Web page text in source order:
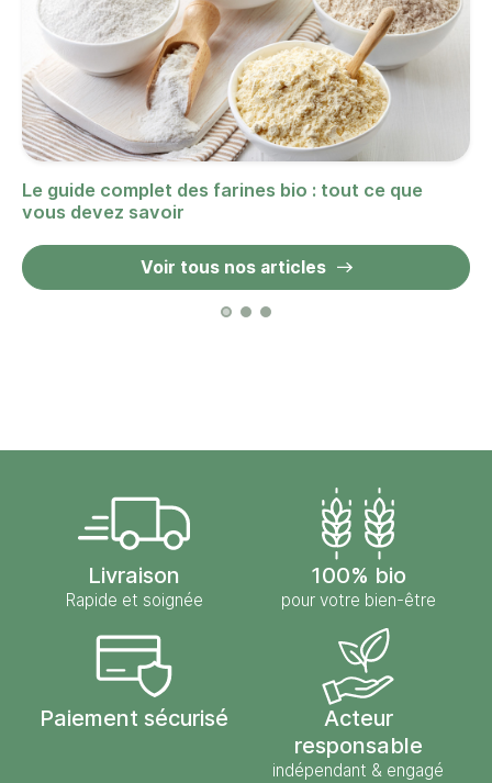
Le guide complet des farines bio : tout ce que
vous devez savoir
Voir tous nos articles
Livraison
Rapide et soignée
100% bio
pour votre bien-être
Paiement sécurisé
Acteur
responsable
indépendant & engagé